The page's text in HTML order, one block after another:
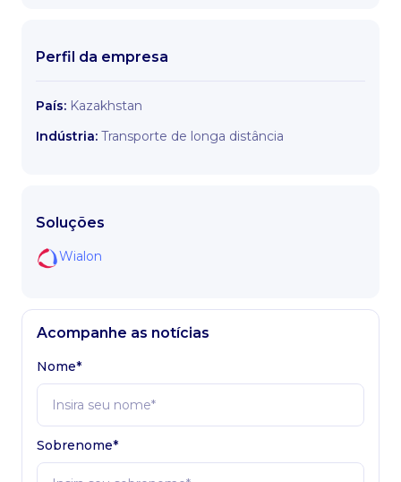
Perfil da empresa
País: Kazakhstan
Indústria: Transporte de longa distância
Soluções
Wialon
Acompanhe as notícias
Nome*
Sobrenome*